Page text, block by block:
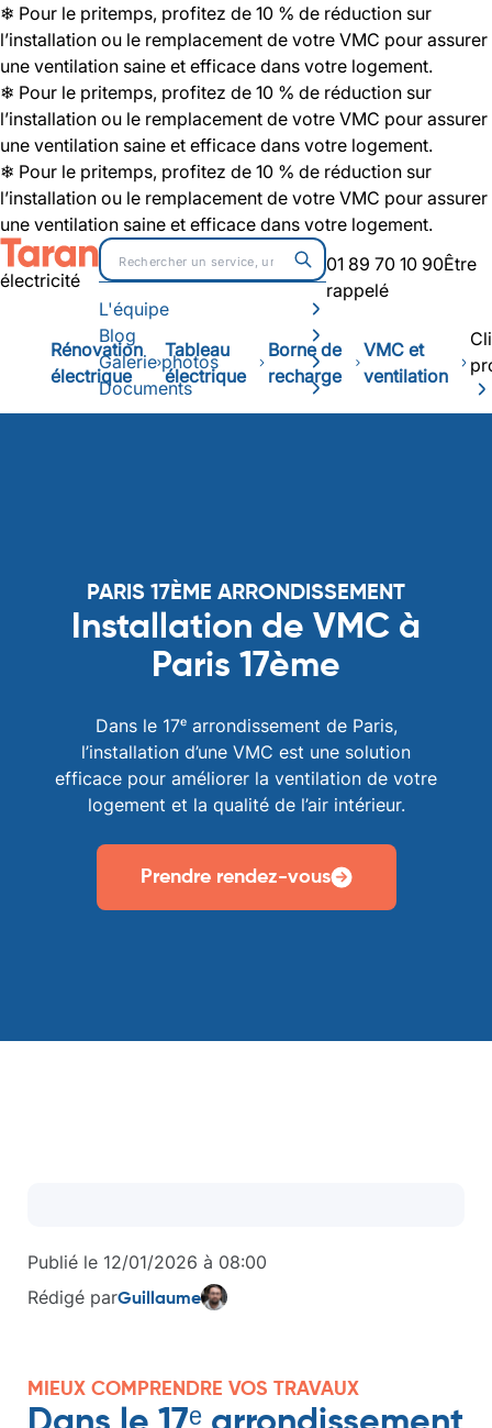
❄ Pour le pritemps, profitez de 10 % de réduction sur
l’installation ou le remplacement de votre VMC pour assurer
une ventilation saine et efficace dans votre logement.
❄ Pour le pritemps, profitez de 10 % de réduction sur
l’installation ou le remplacement de votre VMC pour assurer
une ventilation saine et efficace dans votre logement.
❄ Pour le pritemps, profitez de 10 % de réduction sur
l’installation ou le remplacement de votre VMC pour assurer
une ventilation saine et efficace dans votre logement.
électricité
L'équipe
Blog
Galerie photos
Documents
01 89 70 10 90Être
rappelé
Rénovation
électrique
Tableau
électrique
Borne de
recharge
VMC et
ventilation
PARIS 17ÈME ARRONDISSEMENT
Installation de VMC à
Paris 17ème
Dans le 17ᵉ arrondissement de Paris,
l’installation d’une VMC est une solution
efficace pour améliorer la ventilation de votre
logement et la qualité de l’air intérieur.
Prendre rendez-vous
Publié le 12/01/2026 à 08:00
Rédigé parGuillaume
MIEUX COMPRENDRE VOS TRAVAUX